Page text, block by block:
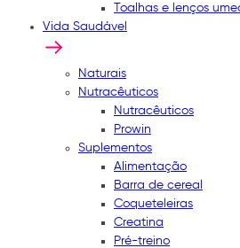
Toalhas e lenços
Vida Saudável
Naturais
Nutracêuticos
Nutracêuticos
Prowin
Suplementos
Alimentação
Barra de cereal
Coqueteleiras
Creatina
Pré-treino